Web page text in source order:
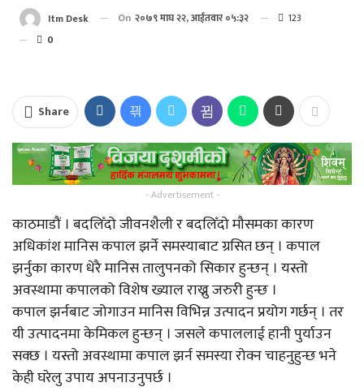
Itm Desk On २०७९ माघ २२, आईतवार ०५:३२
123
0
Share
- Advertisement -
काठमाडौं । बदलिँदो जीवनशैली र बदलिँदो मौसमका कारण
अधिकांश मानिस कपाल झर्ने समस्याबाट ग्रसित छन् । कपाल
झर्नुका कारण धेरै मानिस तालुपनको सिकार हुन्छन् । यस्तो
अवस्थामा कपालको विशेष ख्याल राख्नु जरुरी हुन्छ ।
कपाल झर्नबाट जोगाउन मानिस विभिन्न उत्पादन प्रयोग गर्छन् । तर
यी उत्पादनमा केमिकल हुन्छन् । जसले कपाललाई हानी पुर्याउन
सक्छ । यस्तो अवस्थामा कपाल झर्न समस्या रोक्न चाहनुहुन्छ भने
केही घरेलु उपाय अपनाउनुपर्छ ।